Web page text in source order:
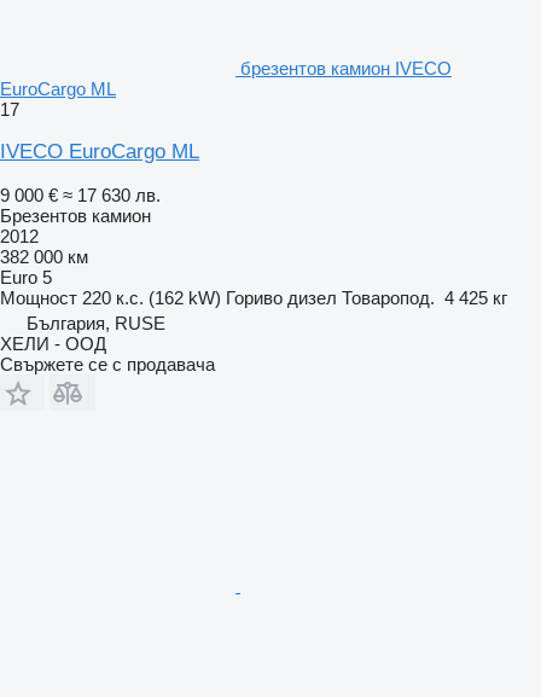
брезентов камион IVECO
EuroCargo ML
17
IVECO EuroCargo ML
9 000 € ≈ 17 630 лв.
Брезентов камион
2012
382 000 км
Euro 5
Мощност 220 к.с. (162 kW) Гориво дизел Товаропод. 4 425 кг
България, RUSE
ХЕЛИ - ООД
Свържете се с продавача